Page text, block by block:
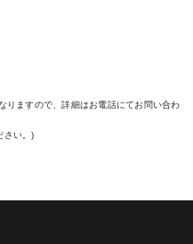
りますので、詳細はお電話にてお問い合わ
さい。)